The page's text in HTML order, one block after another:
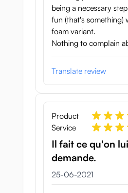
being a necessary
fun (that's something)
foam variant.
Nothing to complain
Translate review
Product
Service
Il fait ce qu'on lui
demande.
25 juni 2021
25-06-2021